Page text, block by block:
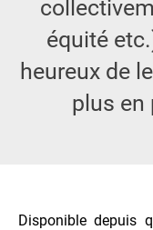
équité
heureux de
plus en
Disponible depuis